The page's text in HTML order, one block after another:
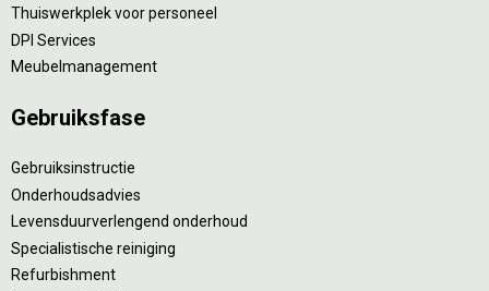
Thuiswerkplek voor personeel
DPI Services
Meubelmanagement
Gebruiksfase
Gebruiksinstructie
Onderhoudsadvies
Levensduurverlengend onderhoud
Specialistische reiniging
Refurbishment